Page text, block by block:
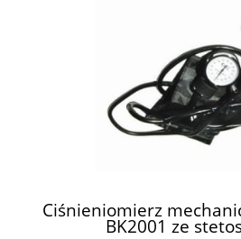
Ciśnieniomierz
BK2001 ze